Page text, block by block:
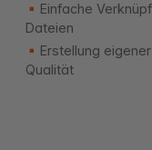
Einfache
Dateien
Erstellung
Qualität